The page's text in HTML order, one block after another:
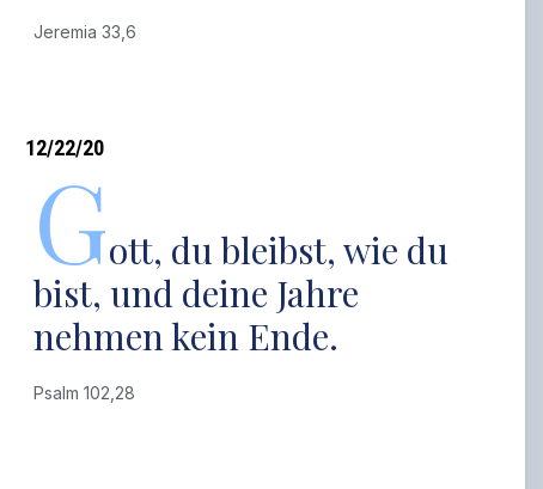
Jeremia 33,6
12/22/20
Gott, du bleibst, wie du
bist, und deine Jahre
nehmen kein Ende.
Psalm 102,28